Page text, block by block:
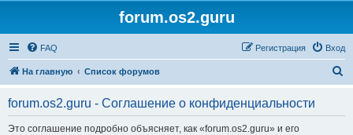
forum.os2.guru
FAQ Вход
Регистрация
На главную Список форумов
forum.os2.guru - Соглашение о конфиденциальности
Это соглашение подробно объясняет, как «forum.os2.guru» и его